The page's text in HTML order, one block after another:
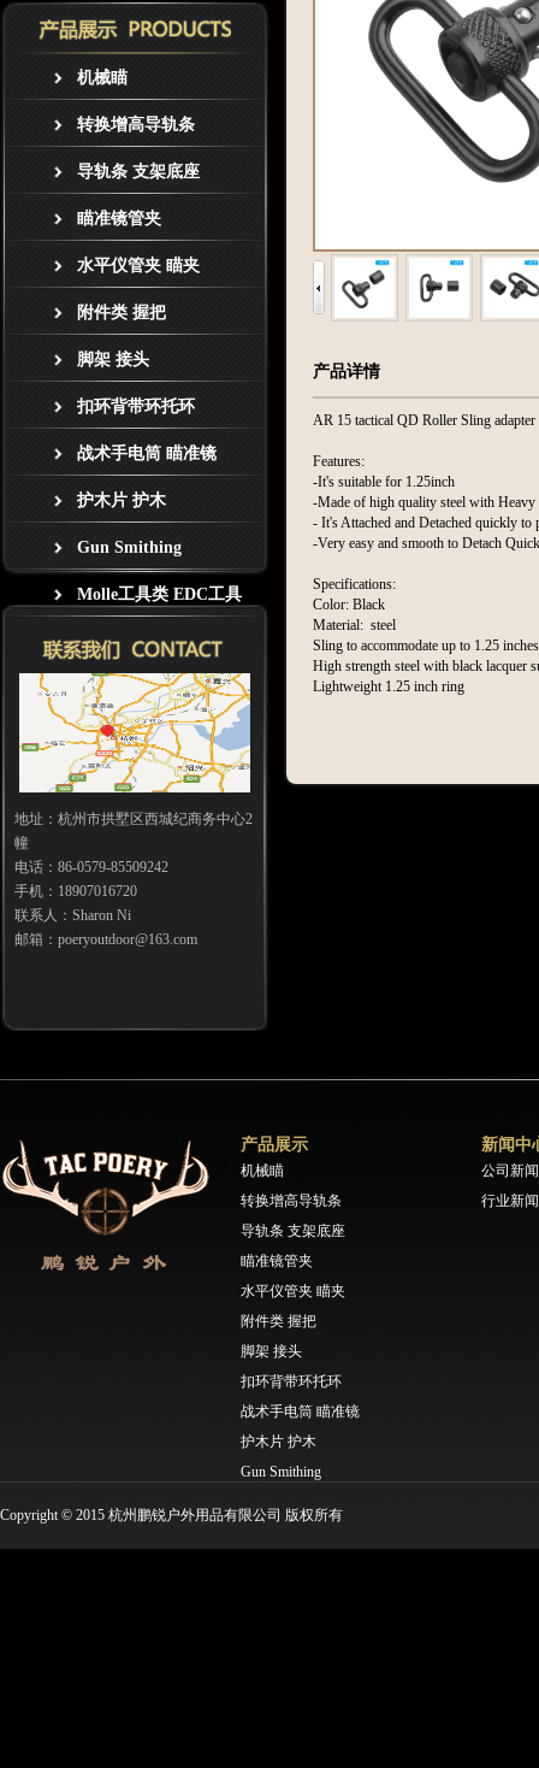
机械瞄
转换增高导轨条
导轨条 支架底座
瞄准镜管夹
水平仪管夹 瞄夹
附件类 握把
脚架 接头
扣环背带环托环
战术手电筒 瞄准镜
护木片 护木
Gun Smithing
Molle工具类 EDC工具
地址：杭州市拱墅区西城纪商务中心2
幢
电话：86-0579-85509242
手机：18907016720
联系人：Sharon Ni
邮箱：poeryoutdoor@163.com
产品详情
AR 15 tactical QD Roller Sling
Features:
-It's suitable for 1.25inch
-Made of high quality steel with Heavy
- It's Attached and Detached quickly to
-Very easy and smooth to Detach
Specifications:
Color: Black
Material: steel
Sling to accommodate up to 1.25
High strength steel with black lacquer
Lightweight 1.25 inch ring
产品展示
机械瞄
转换增高导轨条
导轨条 支架底座
瞄准镜管夹
水平仪管夹 瞄夹
附件类 握把
脚架 接头
扣环背带环托环
战术手电筒 瞄准镜
护木片 护木
Gun Smithing
新闻中
公司新闻
行业新闻
Copyright © 2015 杭州鹏锐户外用品有限公司 版权所有